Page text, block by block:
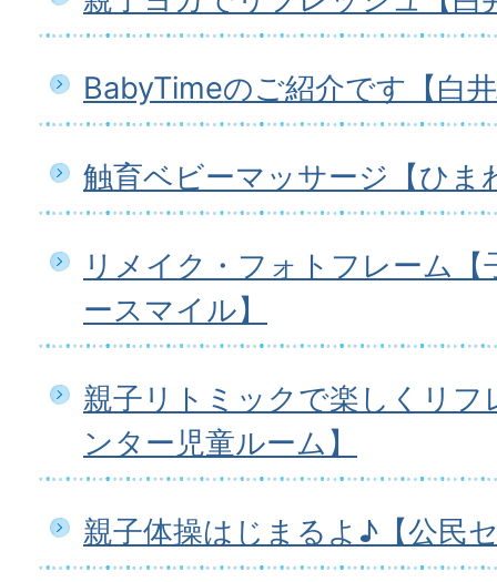
BabyTimeのご紹介です【白
触育ベビーマッサージ【ひま
リメイク・フォトフレーム
ースマイル】
親子リトミックで楽しくリフ
ンター児童ルーム】
親子体操はじまるよ♪【公民